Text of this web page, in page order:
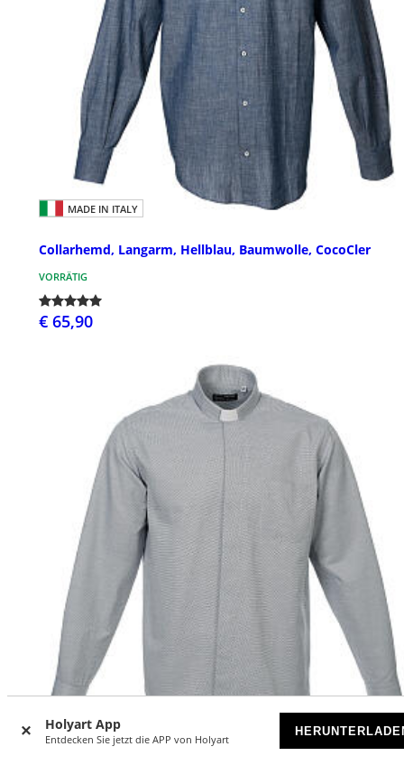
Holyart App
Entdecken Sie jetzt die APP von Holyart
MADE IN ITALY
Collarhemd, Langarm, Hellblau, Baumwolle, CocoCler
VORRÄTIG
€ 65,90
MADE IN ITALY